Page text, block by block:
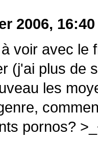
2006,
voir avec le
(j'ai plus de
les
pornos?